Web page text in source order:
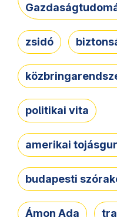
zsidó
politikai vita
amerikai
budapesti
Ámon Ada